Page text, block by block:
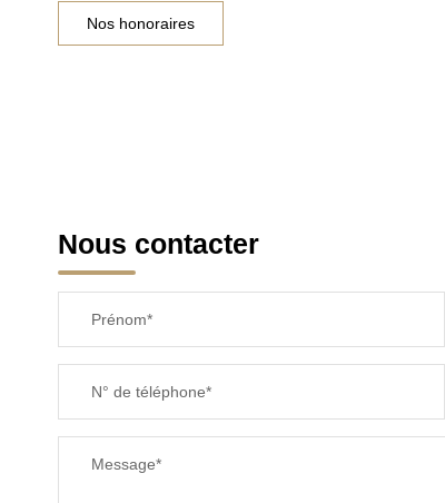
Nos honoraires
Nous contacter
Prénom*
N° de téléphone*
Message*